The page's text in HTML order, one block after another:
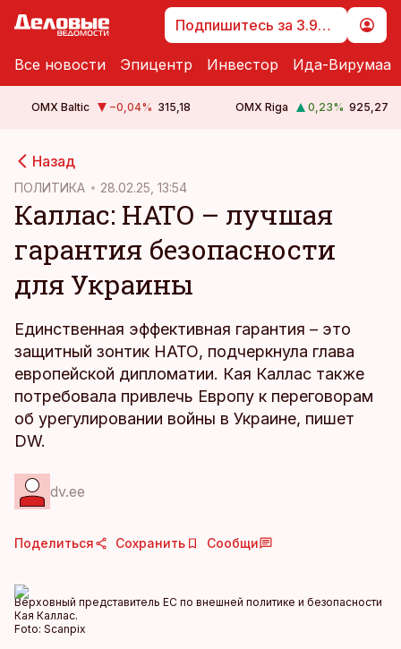
Подпишитесь за 3.99 €
Все новости Эпицентр Инвестор Ида-Вирумаа
OMX Baltic −0,04% 315,18 OMX Riga 0,23% 925,27
Назад
ПОЛИТИКА 28.02.25, 13:54
Каллас: НАТО – лучшая
гарантия безопасности
для Украины
Единственная эффективная гарантия – это
защитный зонтик НАТО, подчеркнула глава
европейской дипломатии. Кая Каллас также
потребовала привлечь Европу к переговорам
об урегулировании войны в Украине, пишет
DW.
dv.ee
Поделиться Сохранить Сообщи
Верховный представитель ЕС по внешней политике и безопасности
Кая Каллас.
Foto: Scanpix